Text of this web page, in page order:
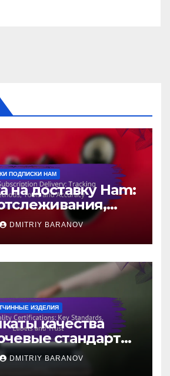
ПОДПИСКИ HAM
на доставку Ham:
и точность
DMITRIY BARANOV
ИЗДЕЛИЯ
качества
стандарты,
и доверие
DMITRIY BARANOV